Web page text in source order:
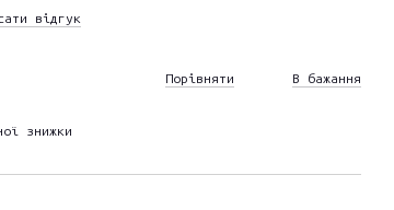
відгук
Порівняти В бажання
знижки